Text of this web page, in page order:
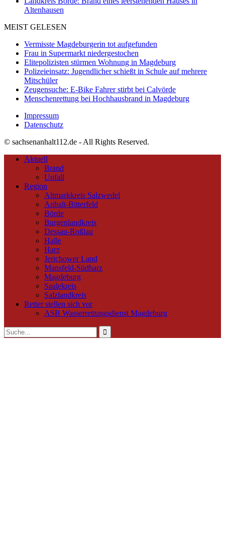
Altenhausen
MEIST GELESEN
Vermisste Magdeburgerin tot aufgefunden
Frau in Supermarkt niedergestochen
Elitepolizisten stürmen Wohnung in Magdeburg
Polizeieinsatz: Jugendlicher schießt in Schule auf mehrere
Mitschüler
Zeugensuche: E-Bike Fahrer stirbt bei Calvörde
Menschenrettung bei Hochhausbrand in Magdeburg
Impressum
Datenschutz
© sachsenanhalt112.de - All Rights Reserved.
Aktuell
Brand
Unfall
Region
Altmarkkreis Salzwedel
Anhalt-Bitterfeld
Börde
Burgenlandkreis
Dessau-Roßlau
Halle
Harz
Jerichower Land
Mansfeld-Südharz
Magdeburg
Saalekreis
Salzlandkreis
Retter stellen sich vor
ASB Wasserrettungsdienst Magdeburg